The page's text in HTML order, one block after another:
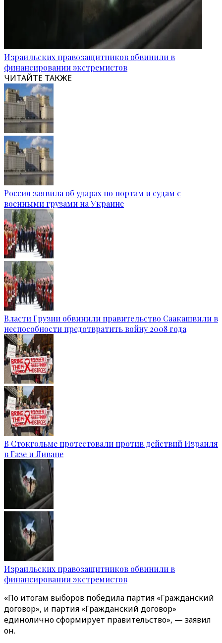
Израильских правозащитников обвинили в
финансировании экстремистов
ЧИТАЙТЕ ТАКЖЕ
Россия заявила об ударах по портам и судам с
военными грузами на Украине
Власти Грузии обвинили правительство Саакашвили в
неспособности предотвратить войну 2008 года
В Стокгольме протестовали против действий Израиля
в Газе и Ливане
Израильских правозащитников обвинили в
финансировании экстремистов
«По итогам выборов победила партия «Гражданский
договор», и партия «Гражданский договор»
единолично сформирует правительство», — заявил
он.